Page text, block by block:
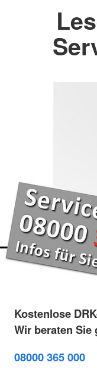
Kostenlose
Wir beraten Sie
08000 365 000